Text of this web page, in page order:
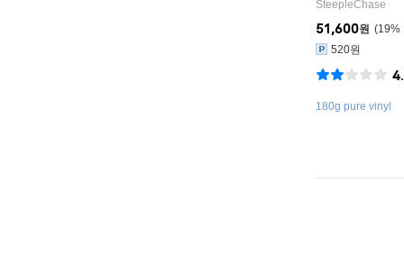
SteepleChase
19%
51,600원
520원
180g pure vinyl